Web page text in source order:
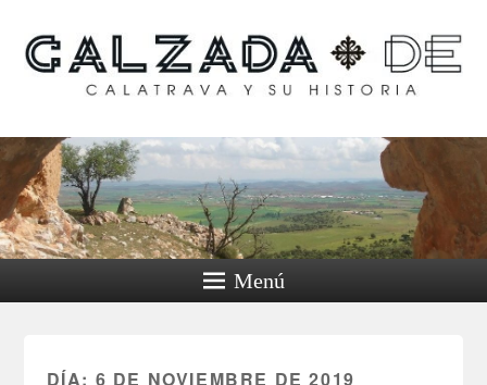
Calzada de Calatrava y
su historia
Menú
DÍA: 6 DE NOVIEMBRE DE 2019